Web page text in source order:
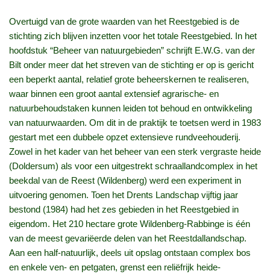
Overtuigd van de grote waarden van het Reestgebied is de
stichting zich blijven inzetten voor het totale Reestgebied. In het
hoofdstuk “Beheer van natuurgebieden” schrijft E.W.G. van der
Bilt onder meer dat het streven van de stichting er op is gericht
een beperkt aantal, relatief grote beheerskernen te realiseren,
waar binnen een groot aantal extensief agrarische- en
natuurbehoudstaken kunnen leiden tot behoud en ontwikkeling
van natuurwaarden. Om dit in de praktijk te toetsen werd in 1983
gestart met een dubbele opzet extensieve rundveehouderij.
Zowel in het kader van het beheer van een sterk vergraste heide
(Doldersum) als voor een uitgestrekt schraallandcomplex in het
beekdal van de Reest (Wildenberg) werd een experiment in
uitvoering genomen. Toen het Drents Landschap vijftig jaar
bestond (1984) had het zes gebieden in het Reestgebied in
eigendom. Het 210 hectare grote Wildenberg-Rabbinge is één
van de meest gevariëerde delen van het Reestdallandschap.
Aan een half-natuurlijk, deels uit opslag ontstaan complex bos
en enkele ven- en petgaten, grenst een reliëfrijk heide-